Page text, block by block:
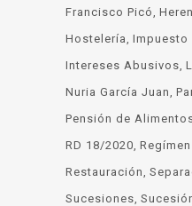
Francisco Picó
Hostelería Impuesto
Intereses Abusivos
Nuria García Juan
Pensión de
RD 18/2020
Restauración
Sucesiones